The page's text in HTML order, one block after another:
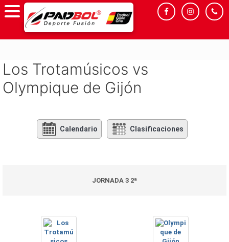
Saltar
al
contenido
Los Trotamúsicos vs
Olympique de Gijón
Calendario Clasificaciones
JORNADA 3 2ª